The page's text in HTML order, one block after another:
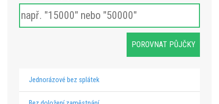
Jednorázové bez splátek